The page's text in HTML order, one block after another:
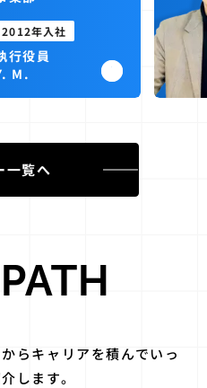
一覧へ
2012年入社
行役員
M.
らキャリアを積んでいっ
します。